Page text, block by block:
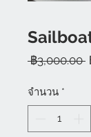
฿3,000.00
จำนวน *